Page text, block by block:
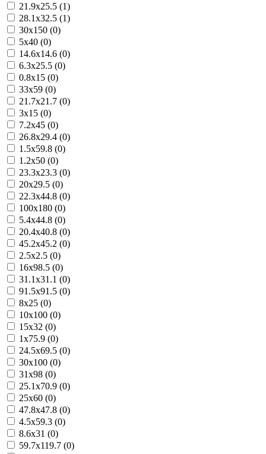
21.9x25.5 (1)
28.1x32.5 (1)
30x150 (0)
5x40 (0)
14.6x14.6 (0)
6.3x25.5 (0)
0.8x15 (0)
33x59 (0)
21.7x21.7 (0)
3x15 (0)
7.2x45 (0)
26.8x29.4 (0)
1.5x59.8 (0)
1.2x50 (0)
23.3x23.3 (0)
20x29.5 (0)
22.3x44.8 (0)
100x180 (0)
5.4x44.8 (0)
20.4x40.8 (0)
45.2x45.2 (0)
2.5x2.5 (0)
16x98.5 (0)
31.1x31.1 (0)
91.5x91.5 (0)
8x25 (0)
10x100 (0)
15x32 (0)
1x75.9 (0)
24.5x69.5 (0)
30x100 (0)
31x98 (0)
25.1x70.9 (0)
25x60 (0)
47.8x47.8 (0)
4.5x59.3 (0)
8.6x31 (0)
59.7x119.7 (0)